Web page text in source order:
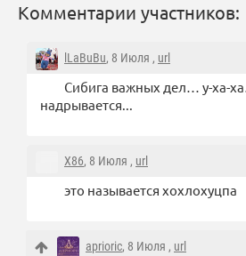
Комментарии участников:
lLaBuBu, 8 Июля , url
Сибига важных дел… у-ха-
надрывается...
X86, 8 Июля , url
это называется хохлохуцпа
aprioric, 8 Июля , url